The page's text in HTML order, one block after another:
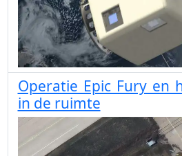
Operatie Epic Fury en
in de ruimte